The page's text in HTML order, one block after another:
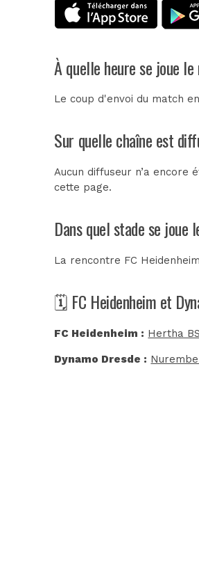
À quelle heure se joue
Le coup d'envoi du match
Sur quelle chaîne est
Aucun diffuseur n’a encore
cette page.
Dans quel stade se joue
La rencontre FC
🗓️ FC Heidenheim et
FC Heidenheim : Hertha
Dynamo Dresde :